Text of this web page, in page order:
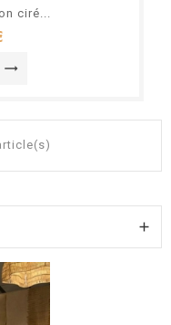
ciré...
trending_flat
